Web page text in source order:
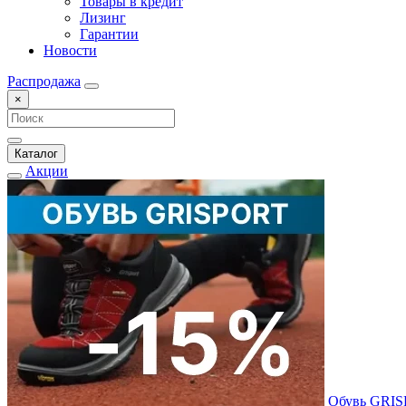
Лизинг
Гарантии
Новости
Распродажа
×
Каталог
Акции
Обувь